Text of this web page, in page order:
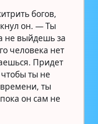
богов,
он. — Ты
не выйдешь за
человека нет
Придет
ты не
времени, ты
он сам не